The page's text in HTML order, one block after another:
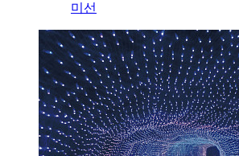
미선